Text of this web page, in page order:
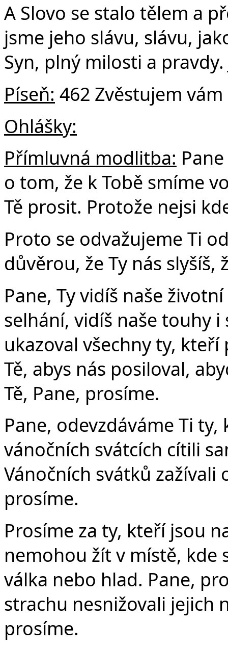
A Slovo se stalo tělem a
jsme jeho slávu, slávu,
Syn, plný milosti a pravdy.
Píseň: 462 Zvěstujem
Ohlášky:
Přímluvná modlitba:
o tom, že k Tobě smíme
Tě prosit. Protože nejsi
Proto se odvažujeme Ti
důvěrou, že Ty nás slyšíš,
Pane, Ty vidíš naše
selhání, vidíš naše touhy i
ukazoval všechny ty,
Tě, abys nás posiloval,
Tě, Pane, prosíme.
Pane, odevzdáváme Ti
vánočních svátcích cítili
Vánočních svátků zažívali
prosíme.
Prosíme za ty, kteří jsou
nemohou žít v místě,
válka nebo hlad. Pane,
strachu nesnižovali jejich
prosíme.